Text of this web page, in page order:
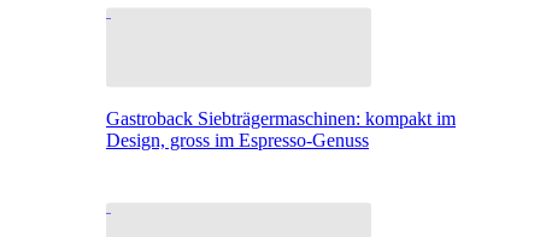
Gastroback Siebträgermaschinen: kompakt im
Design, gross im Espresso-Genuss